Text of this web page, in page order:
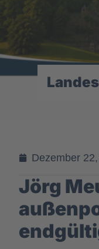
Dezember
Jörg